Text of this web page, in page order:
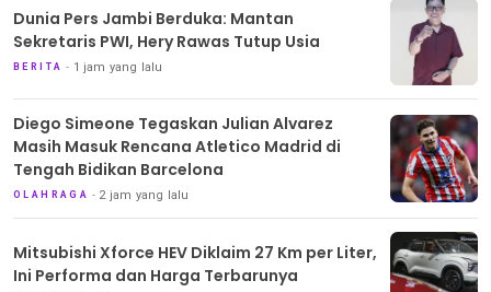
Dunia Pers Jambi Berduka: Mantan
Sekretaris PWI, Hery Rawas Tutup Usia
BERITA 1 jam yang lalu
Diego Simeone Tegaskan Julian Alvarez
Masih Masuk Rencana Atletico Madrid di
Tengah Bidikan Barcelona
OLAHRAGA 2 jam yang lalu
Mitsubishi Xforce HEV Diklaim 27 Km per Liter,
Ini Performa dan Harga Terbarunya